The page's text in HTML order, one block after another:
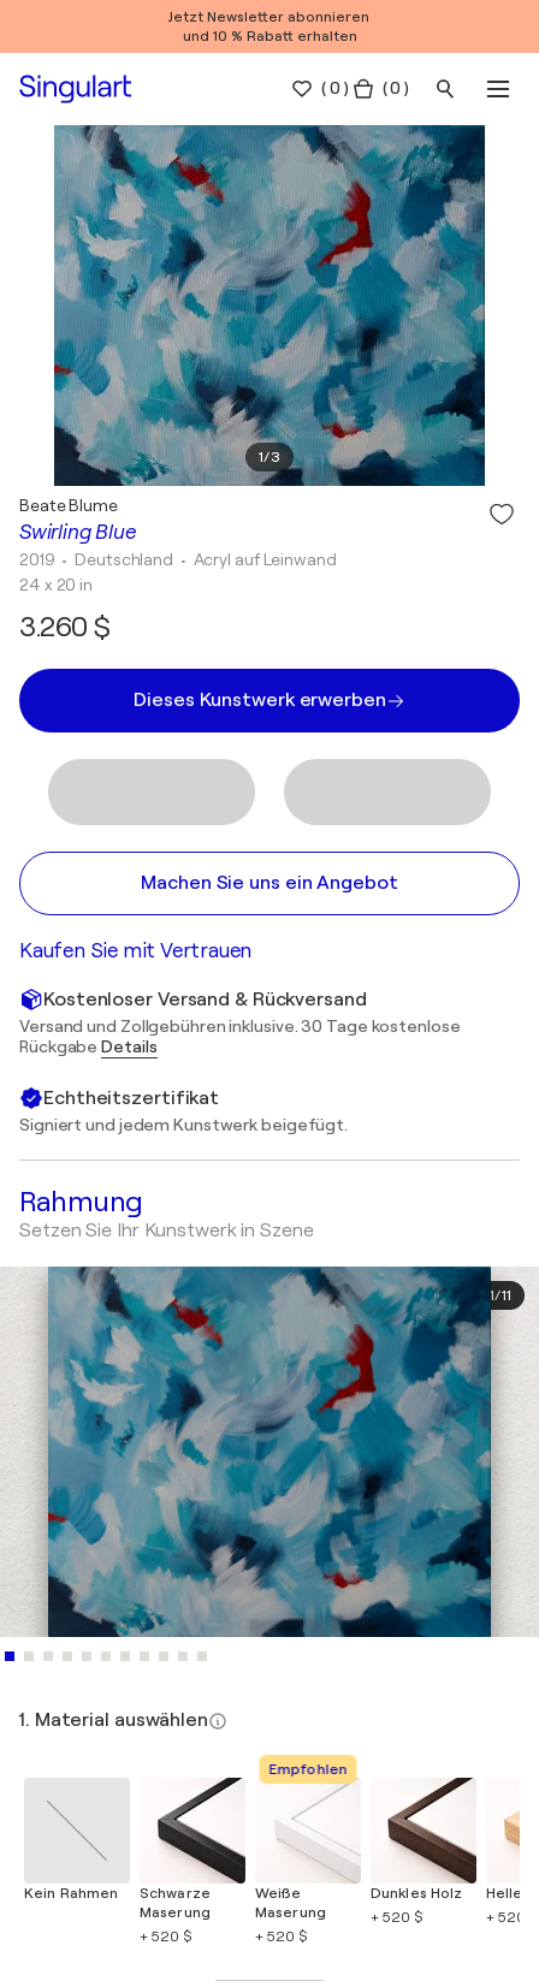
Jetzt Newsletter abonnieren
und 10 % Rabatt erhalten
(0 ) ( 0 )
1/3
Swirling Blue
Beate Blume
2019 • Deutschland • Acryl auf Leinwand
24 x 20 in
3.260 $
Dieses Kunstwerk erwerben
Machen Sie uns ein Angebot
Kaufen Sie mit Vertrauen
Kostenloser Versand & Rückversand
Versand und Zollgebühren inklusive. 30 Tage kostenlose
RückgabeDetails
Echtheitszertifikat
Signiert und jedem Kunstwerk beigefügt.
Rahmung
Setzen Sie Ihr Kunstwerk in Szene
1/11
1. Material auswählen
Kein Rahmen
Schwarze
Maserung
+ 520 $
Empfohlen
Weiße
Maserung
+ 520 $
Dunkles Holz
+ 520 $
Helles
+ 520 $